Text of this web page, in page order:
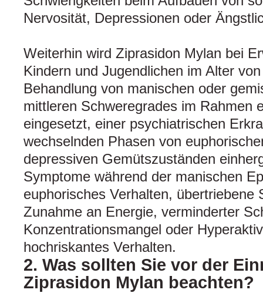
Nervosität, Depressionen oder
Weiterhin wird Ziprasidon Mylan bei
Kindern und Jugendlichen im Alter
Behandlung von manischen oder
mittleren Schweregrades im Rahmen
eingesetzt, einer psychiatrischen
wechselnden Phasen von
depressiven Gemütszuständen
Symptome während der manischen
euphorisches Verhalten, übertriebene
Zunahme an Energie, verminderter
Konzentrationsmangel oder
hochriskantes Verhalten.
2. Was sollten Sie vor der
Ziprasidon Mylan beachten?